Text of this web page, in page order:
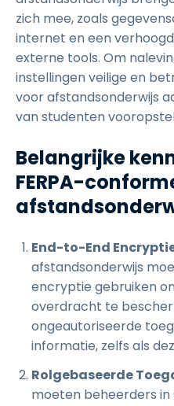
zich mee, zoals
internet en een
externe tools. Om
instellingen veilige en
voor afstandsonderwijs
van studenten
Belangrijke
FERPA-
End-to-End
afstandsonderwijs
encryptie gebruiken
overdracht te
ongeautoriseerde
informatie, zelfs als
Rolgebaseerde
moeten beheerders